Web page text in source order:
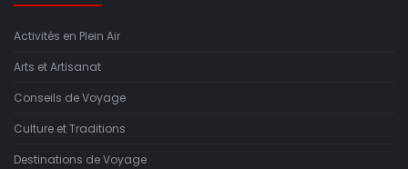
Activités en Plein Air
Arts et Artisanat
Conseils de Voyage
Culture et Traditions
Destinations de Voyage